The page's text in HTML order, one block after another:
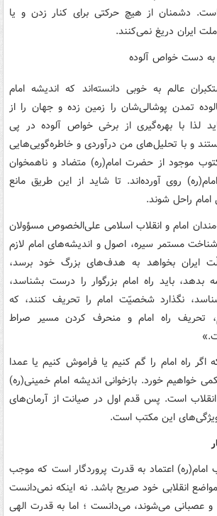
است. دشمنان از هیچ حرکتی برای کنار زدن و یا
ایران دریغ نمی‌کنند.
عالم به خوبی دانسته‌اند که اندیشه امام
تمدن پوشالی‌شان را زمین زده و جهان را از
لذا با بهره‌گیری از برخی خواص آلوده در پی
و با تحلیل‌های من درآوردی و خاطره‌گویی‌هایی
موجود از حضرت امام(ره) متضاد و ناهمخوان
روی آورده‌اند. تا شاید از این طریق مانع
امام راحل شوند.
امام و انقلاب اسلامی علی‌الخصوص مسؤولان
مستمر سیره، اصول و اندیشه‌های امام لازم
ایران بخواهد به هدف‌های بزرگ خود برسد،
بدهد، باید راه امام بزرگوار را درست بشناسد،
نگذارد شخصیّت امام را تحریف کنند، که
تحریف راه امام و منحرف کردن مسیر صراط
اگر راه امام را گم کنیم یا فراموش کنیم یا عمدا
خواهیم خورد. بازخوانی اندیشه امام خمینی(ره)
انقلاب است. پس قدم اول در صیانت از آرمان‌های
این مکتب است.
امام(ره) اعتماد به قدرت پروردگار است که موجب
انقلابی خود صریح باشد. نه اینکه نمی‌دانست
عصبانی می‌شوند، می‌دانست ؛ اما به قدرت الهی